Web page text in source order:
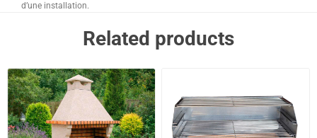
d’une installation.
Related products